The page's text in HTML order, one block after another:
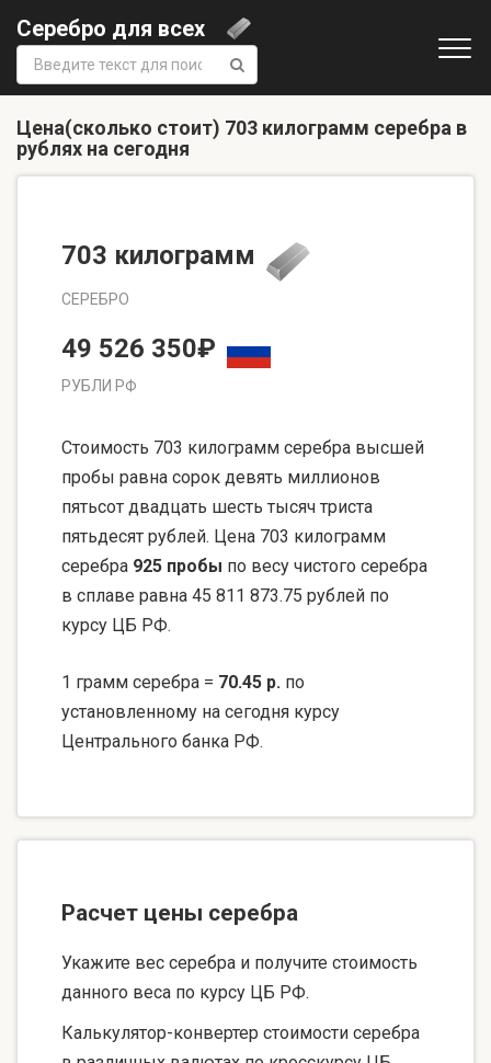
Серебро для всех
Поиск:
Цена(сколько стоит) 703 килограмм серебра в
рублях на сегодня
703 килограмм
СЕРЕБРО
49 526 350₽
РУБЛИ РФ
Стоимость 703 килограмм серебра высшей
пробы равна сорок девять миллионов
пятьсот двадцать шесть тысяч триста
пятьдесят рублей. Цена 703 килограмм
серебра 925 пробы по весу чистого серебра
в сплаве равна 45 811 873.75 рублей по
курсу ЦБ РФ.
1 грамм серебра = 70.45 р. по
установленному на сегодня курсу
Центрального банка РФ.
Расчет цены серебра
Укажите вес серебра и получите стоимость
данного веса по курсу ЦБ РФ.
Калькулятор-конвертер стоимости серебра